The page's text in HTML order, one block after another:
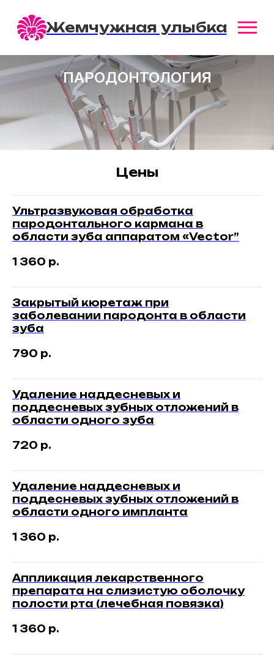
Жемчужная улыбка
ПАРОДОНТОЛОГИЯ
Цены
Ультразвуковая обработка
пародонтального кармана в
области зуба аппаратом «Vector”
1 360 р.
Закрытый кюретаж при
заболевании пародонта в области
зуба
790 р.
Удаление наддесневых и
поддесневых зубных отложений в
области одного зуба
720 р.
Удаление наддесневых и
поддесневых зубных отложений в
области одного импланта
1 360 р.
Аппликация лекарственного
препарата на слизистую оболочку
полости рта (лечебная повязка)
1 360 р.